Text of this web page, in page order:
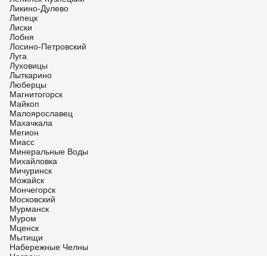
Ликино-Дулево
Липецк
Лиски
Лобня
Лосино-Петровский
Луга
Луховицы
Лыткарино
Люберцы
Магнитогорск
Майкоп
Малоярославец
Махачкала
Мегион
Миасс
Минеральные Воды
Михайловка
Мичуринск
Можайск
Мончегорск
Московский
Мурманск
Муром
Мценск
Мытищи
Набережные Челны